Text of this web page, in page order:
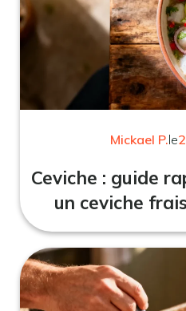
Mickael P.le
Ceviche : guide
un ceviche